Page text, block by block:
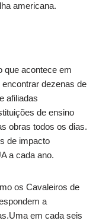
americana.
que acontece em
dezenas de
afiliadas
de ensino
obras todos os dias.
de impacto
a cada ano.
os Cavaleiros de
a
em cada seis